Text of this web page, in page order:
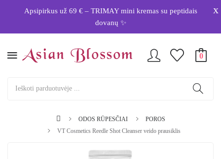
Apsipirkus už 69 € – TRIMAY mini kremas su peptidais
dovanų ✨
x
0
ODOS RŪPESČIAI
POROS
VT Cosmetics Reedle Shot Cleanser veido prausiklis